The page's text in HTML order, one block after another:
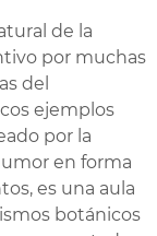
de la
por muchas
del
ejemplos
por la
en forma
es una aula
botánicos